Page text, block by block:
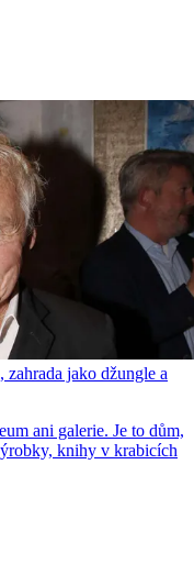
jako džungle a
ani galerie. Je to dům,
knihy v krabicích